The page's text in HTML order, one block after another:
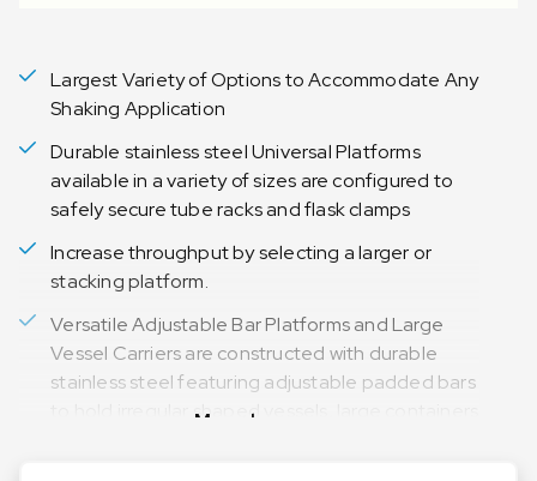
Largest Variety of Options to Accommodate Any
Shaking Application
Durable stainless steel Universal Platforms
available in a variety of sizes are configured to
safely secure tube racks and flask clamps
Increase throughput by selecting a larger or
stacking platform.
Versatile Adjustable Bar Platforms and Large
Vessel Carriers are constructed with durable
stainless steel featuring adjustable padded bars
to hold irregular shaped vessels, large containers
Meer lezen